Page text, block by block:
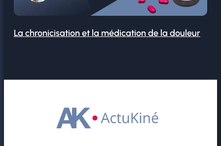
La chronicisation et la médication de la douleur